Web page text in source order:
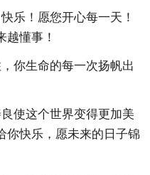
乐！愿您开心每一天！
越懂事！
你生命的每一次扬帆出
使这个世界变得更加美
你快乐，愿未来的日子锦